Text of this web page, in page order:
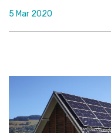
5 Mar 2020